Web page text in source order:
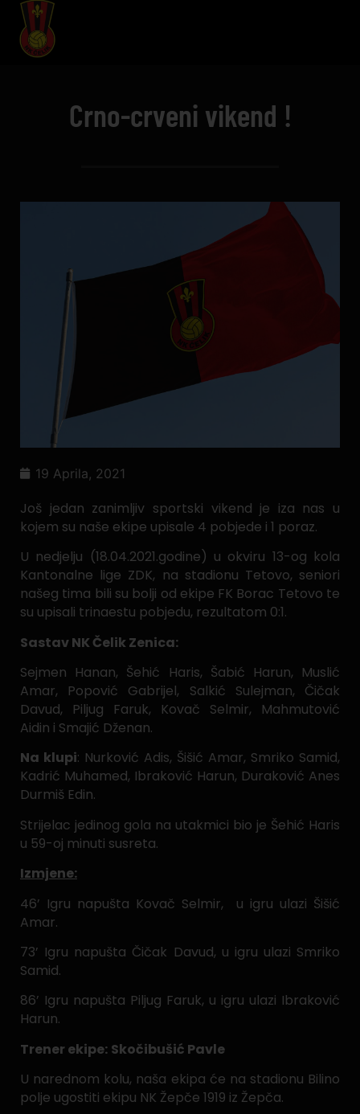
Crno-crveni vikend !
19 Aprila, 2021
Još jedan zanimljiv sportski vikend je iza nas u
kojem su naše ekipe upisale 4 pobjede i 1 poraz.
U nedjelju (18.04.2021.godine) u okviru 13-og kola
Kantonalne lige ZDK, na stadionu Tetovo, seniori
našeg tima bili su bolji od ekipe FK Borac Tetovo te
su upisali trinaestu pobjedu, rezultatom 0:1.
Sastav NK Čelik Zenica:
Sejmen Hanan, Šehić Haris, Šabić Harun, Muslić
Amar, Popović Gabrijel, Salkić Sulejman, Čičak
Davud, Piljug Faruk, Kovač Selmir, Mahmutović
Aidin i Smajić Dženan.
Na klupi: Nurković Adis, Šišić Amar, Smriko Samid,
Kadrić Muhamed, Ibraković Harun, Duraković Anes
Durmiš Edin.
Strijelac jedinog gola na utakmici bio je Šehić Haris
u 59-oj minuti susreta.
Izmjene:
46’ Igru napušta Kovač Selmir, u igru ulazi Šišić
Amar.
73’ Igru napušta Čičak Davud, u igru ulazi Smriko
Samid.
86’ Igru napušta Piljug Faruk, u igru ulazi Ibraković
Harun.
Trener ekipe: Skočibušić Pavle
U narednom kolu, naša ekipa će na stadionu Bilino
polje ugostiti ekipu NK Žepče 1919 iz Žepča.